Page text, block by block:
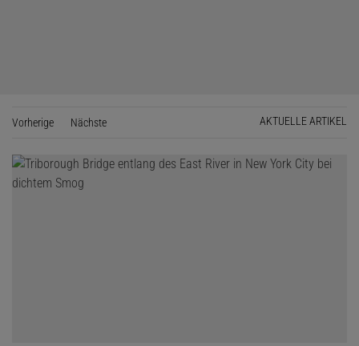
Vorherige SeiteNächste AKTUELLE ARTIKEL